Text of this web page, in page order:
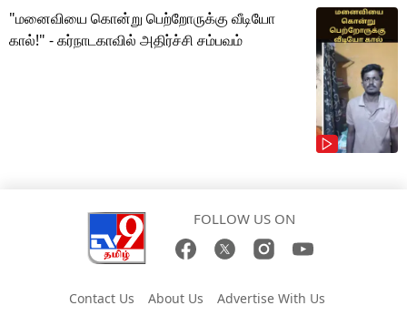
"மனைவியை கொன்று பெற்றோருக்கு வீடியோ
கால்!" - கர்நாடகாவில் அதிர்ச்சி சம்பவம்
FOLLOW US ON
Contact Us About Us
Advertise With Us